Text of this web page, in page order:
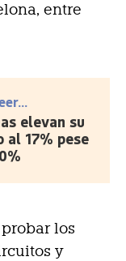
entre
elevan su
al 17% pese
los
y